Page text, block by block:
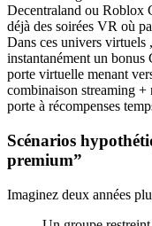
Decentraland ou Roblox
déjà des soirées VR où
Dans ces univers virtuels
instantanément un bonus
porte virtuelle menant
combinaison streaming +
porte à​ récompenses
Scénarios
premium”
Imaginez deux années